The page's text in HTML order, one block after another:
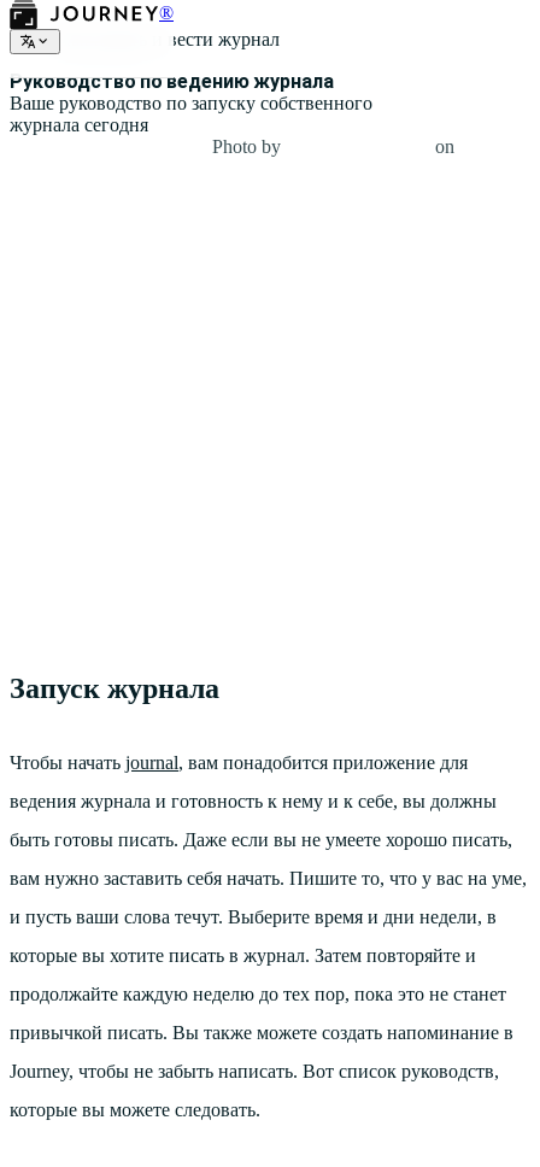
®
Как начать и вести журнал
Руководство по ведению журнала
Ваше руководство по запуску собственного
журнала сегодня
Photo by
on
Запуск журнала
Чтобы начать journal, вам понадобится приложение для
ведения журнала и готовность к нему и к себе, вы должны
быть готовы писать. Даже если вы не умеете хорошо писать,
вам нужно заставить себя начать. Пишите то, что у вас на уме,
и пусть ваши слова течут. Выберите время и дни недели, в
которые вы хотите писать в журнал. Затем повторяйте и
продолжайте каждую неделю до тех пор, пока это не станет
привычкой писать. Вы также можете создать напоминание в
Journey, чтобы не забыть написать. Вот список руководств,
которые вы можете следовать.